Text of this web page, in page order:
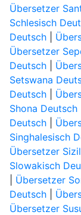
Übersetzer
Schlesisch
Deutsch|
Übersetzer
Deutsch|
Setswana
Deutsch|
Shona Deutsch|
Deutsch|
Singhalesisch
Übersetzer
Slowakisch
Übersetzer
Deutsch|
Übersetzer